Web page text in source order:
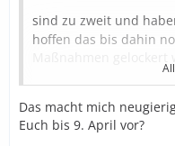
sind zu zweit und
hoffen das bis dahin
und wir eine
In 60 Tagen ist Abfahrt
Das macht mich
Euch bis 9. April vor?